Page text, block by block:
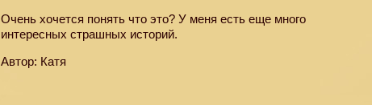
Очень хочется понять что это? У меня есть еще много
интересных страшных историй.
Автор: Катя